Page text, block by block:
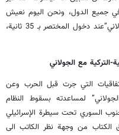
جميع الدول، ونحن اليوم نعيش
في عصر السرعة، وهنا يستوقفنا خطاب “الجولاني”عند دخول المختصر بـ 35 ثانية،
التركية مع الجولاني
التي جرت قبل الحرب وعن
لمساعدته بسقوط النظام
السوري تحت سيطرة الإسرائيلي
الكتاب من وجهة نظر الكاتب الى